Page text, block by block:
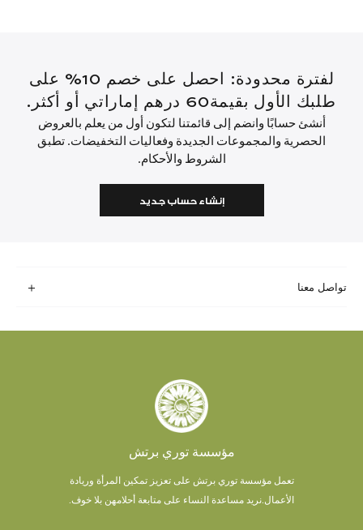
لفترة محدودة: احصل على خصم 10% على
طلبك الأول بقيمة60 درهم إماراتي أو أكثر.
أنشئ حسابًا وانضم إلى قائمتنا لتكون أول من يعلم بالعروض
الحصرية والمجموعات الجديدة وفعاليات التخفيضات. تطبق
الشروط والأحكام.
إنشاء حساب جديد
تواصل معنا
مؤسسة توري برتش
تعمل مؤسسة توري برتش على تعزيز تمكين المرأة وريادة
الأعمال. نريد مساعدة النساء على متابعة أحلامهن بلا خوف.